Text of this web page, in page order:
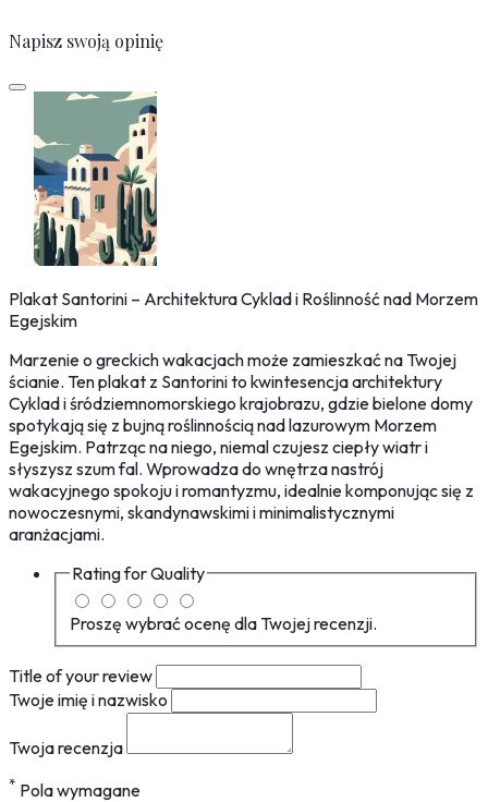
Napisz swoją opinię
Plakat Santorini – Architektura Cyklad i Roślinność nad Morzem
Egejskim
Marzenie o greckich wakacjach może zamieszkać na Twojej
ścianie. Ten plakat z Santorini to kwintesencja architektury
Cyklad i śródziemnomorskiego krajobrazu, gdzie bielone domy
spotykają się z bujną roślinnością nad lazurowym Morzem
Egejskim. Patrząc na niego, niemal czujesz ciepły wiatr i
słyszysz szum fal. Wprowadza do wnętrza nastrój
wakacyjnego spokoju i romantyzmu, idealnie komponując się z
nowoczesnymi, skandynawskimi i minimalistycznymi
aranżacjami.
Rating forQuality
Proszę wybrać ocenę dla Twojej recenzji.
Title of your review
Twoje imię i nazwisko
Twoja recenzja
* Pola wymagane